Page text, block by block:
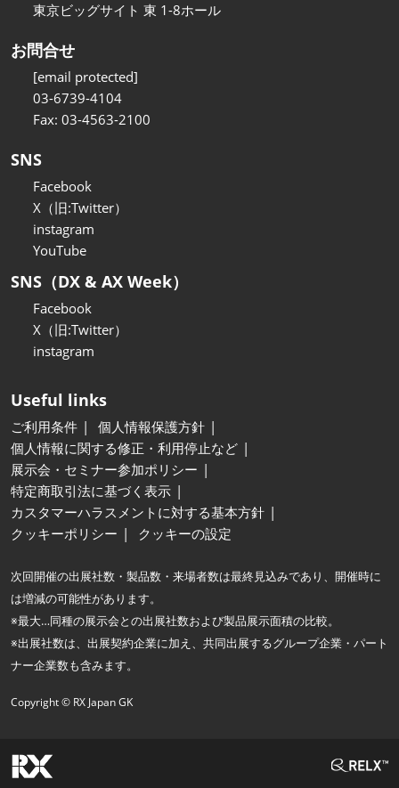
東京ビッグサイト 東 1-8ホール
お問合せ
[email protected]
03-6739-4104
Fax: 03-4563-2100
SNS
Facebook
X（旧:Twitter）
instagram
YouTube
SNS（DX & AX Week）
Facebook
X（旧:Twitter）
instagram
Useful links
ご利用条件
個人情報保護方針
個人情報に関する修正・利用停止など
展示会・セミナー参加ポリシー
特定商取引法に基づく表示
カスタマーハラスメントに対する基本方針
クッキーポリシー
クッキーの設定
次回開催の出展社数・製品数・来場者数は最終見込みであり、開催時に
は増減の可能性があります。
※最大…同種の展示会との出展社数および製品展示面積の比較。
※出展社数は、出展契約企業に加え、共同出展するグループ企業・パート
ナー企業数も含みます。
Copyright © RX Japan GK